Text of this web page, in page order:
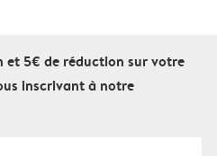
et 5€ de réduction sur votre
inscrivant à notre